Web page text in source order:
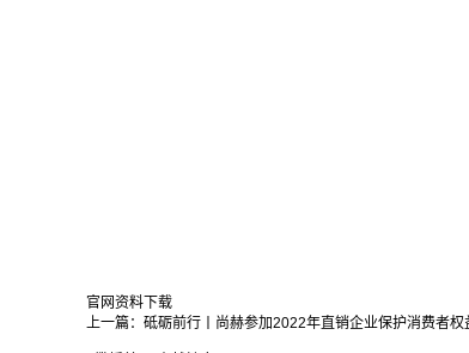
官网资料下载
上一篇： 砥砺前行丨尚赫参加2022年直销企业保护消费者权